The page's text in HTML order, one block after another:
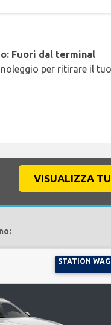
Fuori dal terminal
per ritirare il tuo
VISUALIZZA
STATION